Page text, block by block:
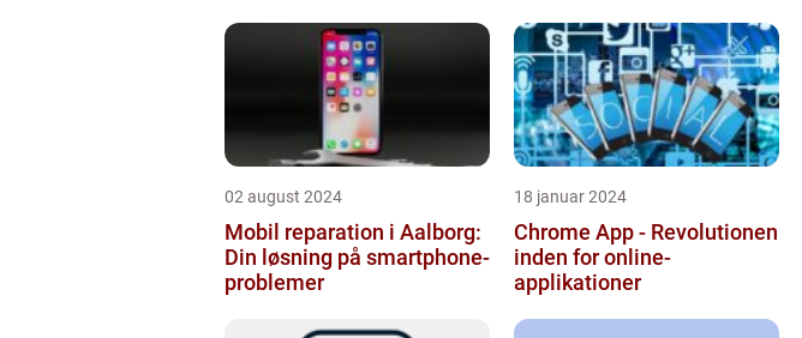
02 august 2024
Mobil reparation i Aalborg:
Din løsning på smartphone-
problemer
18 januar 2024
Chrome App - Revolutionen
inden for online-
applikationer